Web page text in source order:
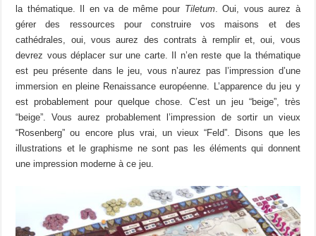
la thématique. Il en va de même pour Tiletum. Oui, vous aurez à
gérer des ressources pour construire vos maisons et des
cathédrales, oui, vous aurez des contrats à remplir et, oui, vous
devrez vous déplacer sur une carte. Il n’en reste que la thématique
est peu présente dans le jeu, vous n’aurez pas l’impression d’une
immersion en pleine Renaissance européenne. L’apparence du jeu y
est probablement pour quelque chose. C’est un jeu “beige”, très
“beige”. Vous aurez probablement l’impression de sortir un vieux
“Rosenberg” ou encore plus vrai, un vieux “Feld”. Disons que les
illustrations et le graphisme ne sont pas les éléments qui donnent
une impression moderne à ce jeu.